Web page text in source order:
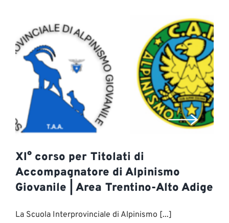
XI° corso per Titolati di
Accompagnatore di Alpinismo
Giovanile | Area Trentino-Alto Adige
La Scuola Interprovinciale di Alpinismo [...]